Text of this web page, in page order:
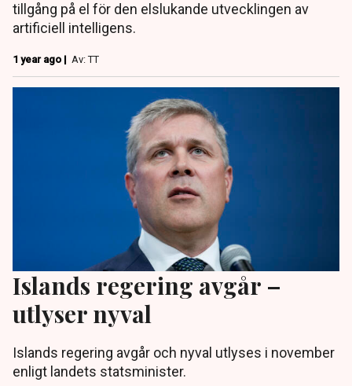
tillgång på el för den elslukande utvecklingen av
artificiell intelligens.
1 year ago | Av: TT
Islands regering avgår –
utlyser nyval
Islands regering avgår och nyval utlyses i november
enligt landets statsminister.